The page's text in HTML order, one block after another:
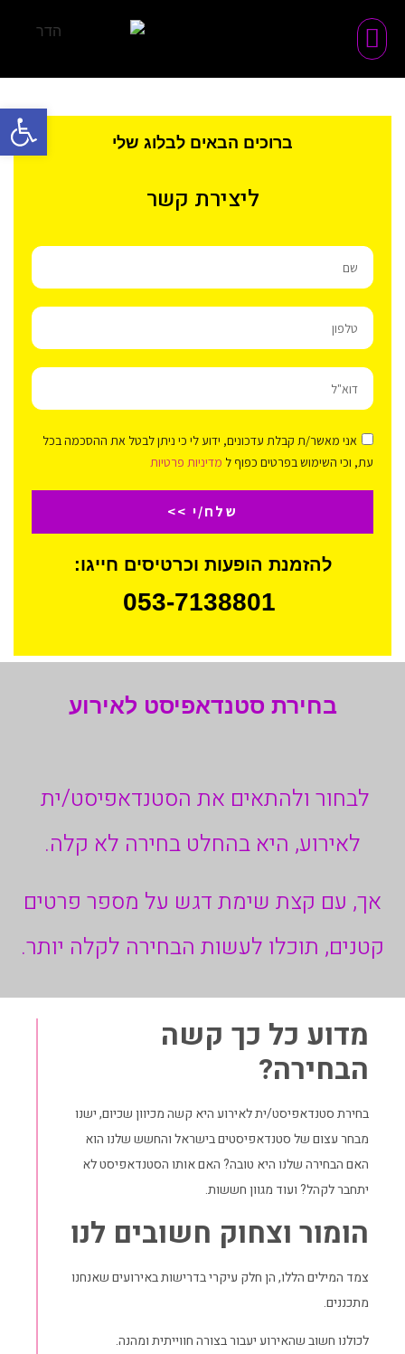
פתח
ברוכים הבאים לבלוג שלי
ליצירת קשר
אני מאשר/ת קבלת עדכונים, ידוע לי כי ניתן לבטל את ההסכמה בכל
עת, וכי השימוש בפרטים כפוף ל מדיניות פרטיות
שלח/י >>
להזמנת הופעות וכרטיסים חייגו:
בחירת סטנדאפיסט לאירוע
לבחור ולהתאים את הסטנדאפיסט/ית
לאירוע, היא בהחלט בחירה לא קלה.
אך, עם קצת שימת דגש על מספר פרטים
קטנים, תוכלו לעשות הבחירה לקלה יותר.
מדוע כל כך קשה
הבחירה?
בחירת סטנדאפיסט/ית לאירועהיא קשה מכיוון שכיום, ישנו
מבחר עצום של סטנדאפיסטים בישראל והחשש שלנו הוא
האם הבחירה שלנו היא טובה? האם אותו הסטנדאפיסט לא
יתחבר לקהל? ועוד מגוון חששות.
הומור וצחוק חשובים לנו
צמד המילים הללו, הן חלק עיקרי בדרישות באירועים שאנחנו
מתכננים.
לכולנו חשוב שהאירוע יעבור בצורה חווייתית ומהנה.